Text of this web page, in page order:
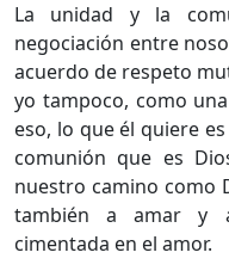
La unidad y la
negociación entre
acuerdo de respeto
yo tampoco, como
eso, lo que él quiere
comunión que es
nuestro camino como
también a amar y
cimentada en el amor.